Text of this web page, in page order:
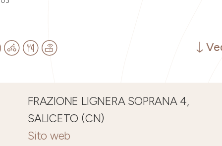
FRAZIONE LIGNERA SOPRANA 4,
SALICETO (CN)
Sito web